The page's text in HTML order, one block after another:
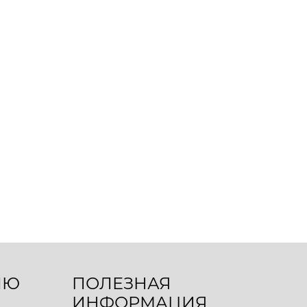
ПОЛЕЗНАЯ
ИНФОРМАЦИЯ